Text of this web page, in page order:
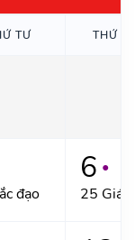
TƯ THỨ
đạo
6 ●
25 Giáp